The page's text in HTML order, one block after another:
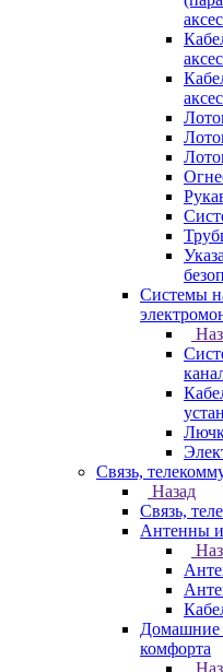
Системы
Связь,
Назад
Связь,
Антенны и
Домашние
комфорта